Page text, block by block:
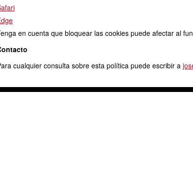
en cuenta que bloquear las cookies puede afectar al
cualquier consulta sobre esta política puede escribir a